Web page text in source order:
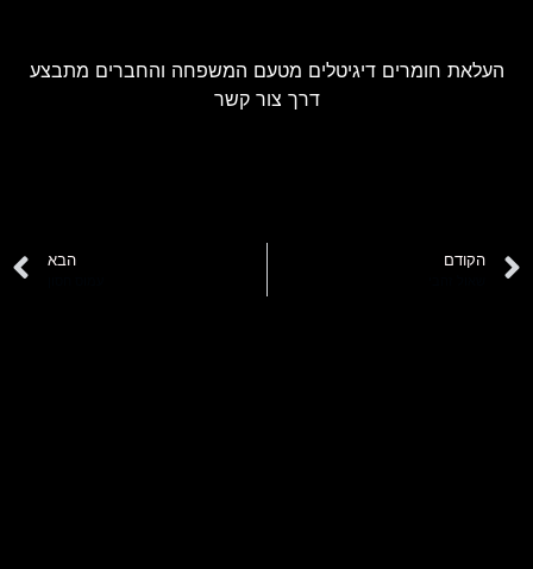
העלאת חומרים דיגיטלים מטעם המשפחה והחברים מתבצע
דרך צור קשר
הקודם הבא